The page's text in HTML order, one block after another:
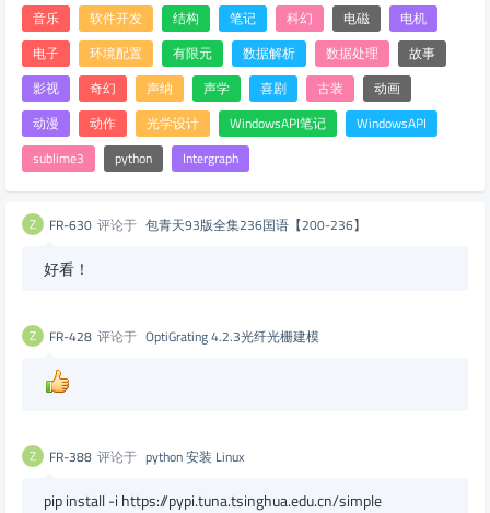
音乐 软件开发 结构 笔记 科幻 电磁
电机
电子
环境配置 有限元 数据解析 数据处理
故事
影视
奇幻 声纳 声学 喜剧 古装
动画
动漫
动作 光学设计 WindowsAPI笔记
WindowsAPI
sublime3
python Intergraph
FR-630 评论于 包青天93版全集236国语【200-236】
好看！
FR-428 评论于 OptiGrating 4.2.3光纤光栅建模
FR-388 评论于 python 安装 Linux
pip install -i https://pypi.tuna.tsinghua.edu.cn/simple